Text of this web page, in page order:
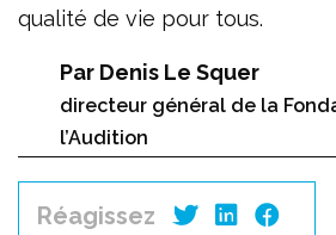
qualité de vie pour tous.
Par Denis Le Squer
directeur général de la
l’Audition
Réagissez